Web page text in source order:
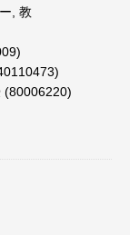
, 教
(80006220)